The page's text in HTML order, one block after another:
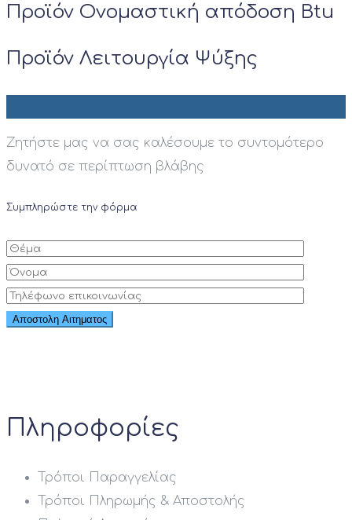
Προϊόν Ονομαστική απόδοση Btu
Προϊόν Λειτουργία Ψύξης
Ζητήστε μας να σας καλέσουμε το συντομότερο
δυνατό σε περίπτωση βλάβης
Συμπληρώστε την φόρμα
Πληροφορίες
Τρόποι Παραγγελίας
Τρόποι Πληρωμής & Αποστολής